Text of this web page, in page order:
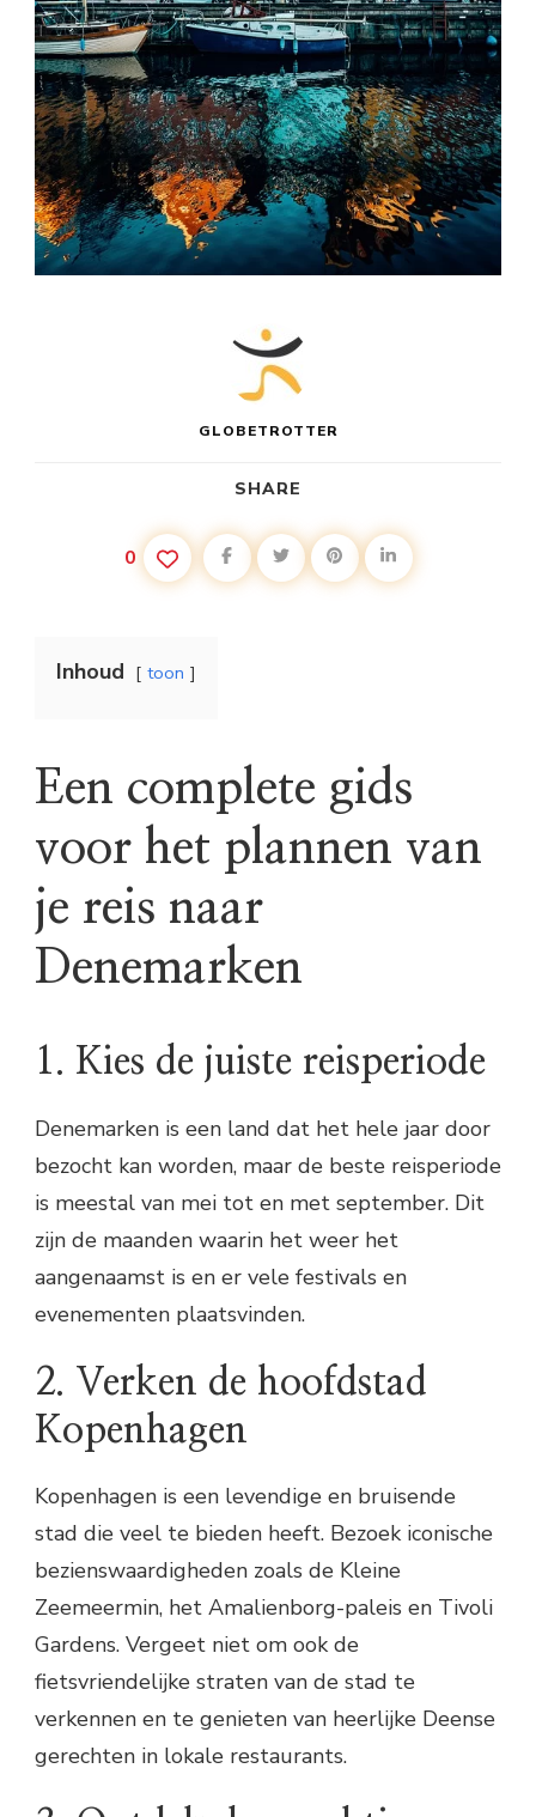
GLOBETROTTER
SHARE
0
Inhoud toon
Een complete gids
voor het plannen van
je reis naar
Denemarken
1. Kies de juiste reisperiode
Denemarken is een land dat het hele jaar door
bezocht kan worden, maar de beste reisperiode
is meestal van mei tot en met september. Dit
zijn de maanden waarin het weer het
aangenaamst is en er vele festivals en
evenementen plaatsvinden.
2. Verken de hoofdstad
Kopenhagen
Kopenhagen is een levendige en bruisende
stad die veel te bieden heeft. Bezoek iconische
bezienswaardigheden zoals de Kleine
Zeemeermin, het Amalienborg-paleis en Tivoli
Gardens. Vergeet niet om ook de
fietsvriendelijke straten van de stad te
verkennen en te genieten van heerlijke Deense
gerechten in lokale restaurants.